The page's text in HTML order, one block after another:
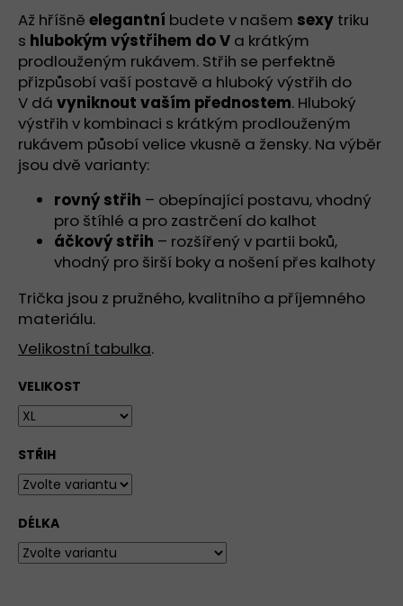
Až hříšně elegantní budete v našem sexy triku
s hlubokým výstřihem do V a krátkým
prodlouženým rukávem. Střih se perfektně
přizpůsobí vaší postavě a hluboký výstřih do
V dá vyniknout vaším přednostem. Hluboký
výstřih v kombinaci s krátkým prodlouženým
rukávem působí velice vkusně a žensky. Na výběr
jsou dvě varianty:
rovný střih – obepínající postavu, vhodný
pro štíhlé a pro zastrčení do kalhot
áčkový střih – rozšířený v partii boků,
vhodný pro širší boky a nošení přes kalhoty
Trička jsou z pružného, kvalitního a příjemného
materiálu.
Velikostní tabulka.
VELIKOST
STŘIH
DÉLKA
TÍLKO
S
HRANATÝM
VÝSTŘIHEM
-
ČERNÁ
890
Kč